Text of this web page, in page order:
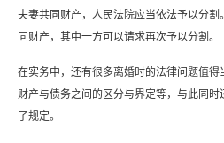
夫妻共同财产，人民法院应当依法予以分
同财产，其中一方可以请求再次予以分割。
在实务中，还有很多离婚时的法律问题值
财产与债务之间的区分与界定等，与此同
了规定。